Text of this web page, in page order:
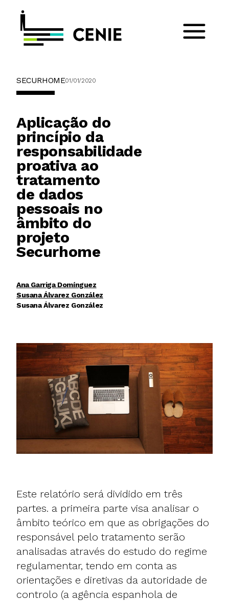
SECURHOME01/01/2020
Aplicação do
princípio da
responsabilidade
proativa ao
tratamento
de dados
pessoais no
âmbito do
projeto
Securhome
Ana Garriga Domínguez
Susana Álvarez González
Susana Álvarez González
Este relatório será dividido em três
partes. a primeira parte visa analisar o
âmbito teórico em que as obrigações do
responsável pelo tratamento serão
analisadas através do estudo do regime
regulamentar, tendo em conta as
orientações e diretivas da autoridade de
controlo (a agência espanhola de